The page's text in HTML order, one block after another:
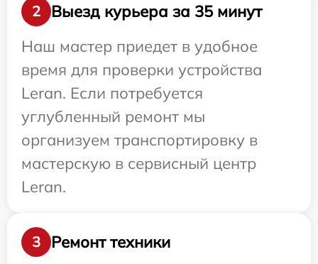
2
Выезд курьера за 35 минут
Наш мастер приедет в удобное
время для проверки устройства
Leran. Если потребуется
углубленный ремонт мы
организуем транспортировку в
мастерскую в сервисный центр
Leran.
3 Ремонт техники